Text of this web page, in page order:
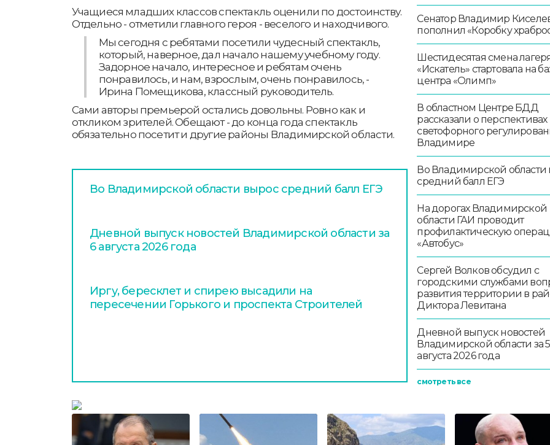
Учащиеся младших классов спектакль оценили по достоинству.
Отдельно - отметили главного героя - веселого и находчивого.
Мы сегодня с ребятами посетили чудесный спектакль,
который, наверное, дал начало нашему учебному году.
Задорное начало, интересное и ребятам очень
понравилось, и нам, взрослым, очень понравилось, -
Ирина Помещикова, классный руководитель.
Сами авторы премьерой остались довольны. Ровно как и
откликом зрителей. Обещают - до конца года спектакль
обязательно посетит и другие районы Владимирской области.
Во Владимирской области вырос средний балл ЕГЭ
Дневной выпуск новостей Владимирской области за
6 августа 2026 года
Иргу, бересклет и спирею высадили на
пересечении Горького и проспекта Строителей
Сенатор Владимир
пополнил «Коробку
Шестидесятая смена
«Искатель» стартовала на
центра «Олимп»
В областном Центре БДД
рассказали о перспективах
светофорного
Владимире
Во Владимирской области
средний балл ЕГЭ
На дорогах Владимирской
области ГАИ проводит
профилактическую
«Автобус»
Сергей Волков обсудил с
городскими службами
развития территории в
Диктора Левитана
Дневной выпуск новостей
Владимирской области за 5
августа 2026 года
смотреть все